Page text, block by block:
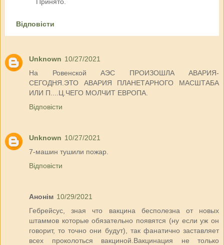
Відповісти
Unknown 10/27/2021
На Ровенской АЭС ПРОИЗОШЛА АВАРИЯ-
СЕГОДНЯ.ЭТО АВАРИЯ ПЛАНЕТАРНОГО МАСШТАБА
ИЛИ П....Ц.ЧЕГО МОЛЧИТ ЕВРОПА.
Відповісти
Unknown 10/27/2021
7-машин тушили пожар.
Відповісти
Анонім 10/29/2021
Гебрейсус, зная что вакцина бесполезна от новых
штаммов которые обязательно появятся (ну если уж он
говорит, то точно они будут), так фанатично заставляет
всех проколоться вакциной.Вакцинация не только